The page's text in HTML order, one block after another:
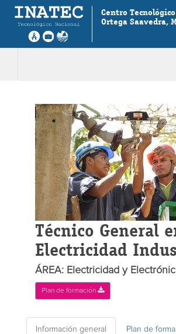
Centro
Ortega Saavedra,
Técnico General
Electricidad
ÁREA: Electricidad y
Plan de formación
Información general Plan de